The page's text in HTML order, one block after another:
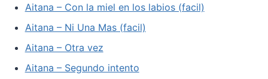
Aitana – Con la miel en los labios (facil)
Aitana – Ni Una Mas (facil)
Aitana – Otra vez
Aitana – Segundo intento